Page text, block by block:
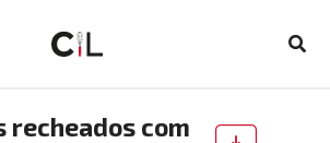
recheados com